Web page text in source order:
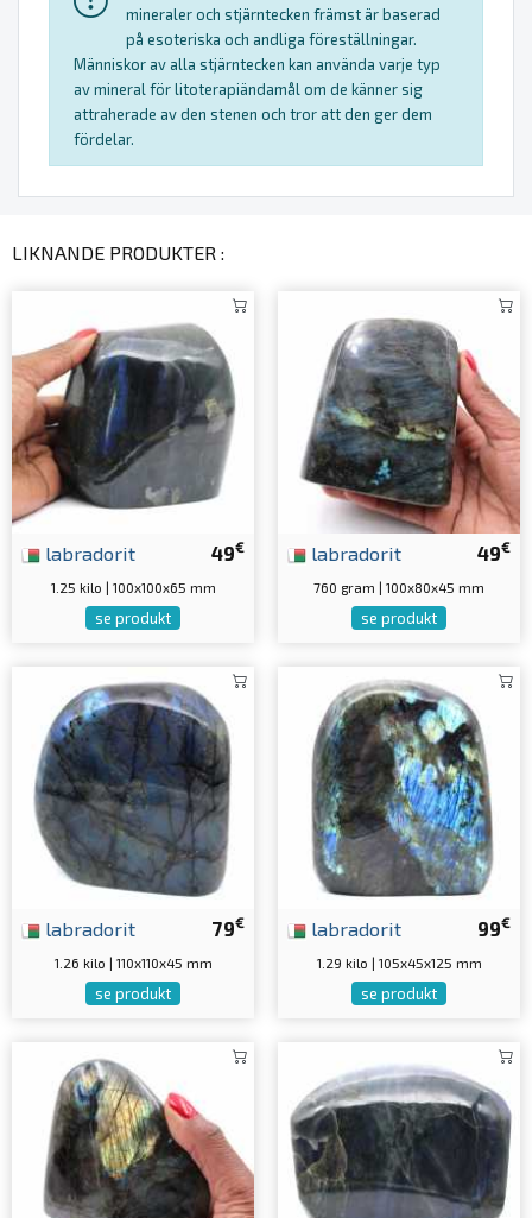
mineraler och stjärntecken främst är baserad
på esoteriska och andliga föreställningar.
Människor av alla stjärntecken kan använda varje typ
av mineral för litoterapiändamål om de känner sig
attraherade av den stenen och tror att den ger dem
fördelar.
LIKNANDE PRODUKTER :
49€
labradorit
1.25 kilo | 100x100x65 mm
se produkt
49€
labradorit
760 gram | 100x80x45 mm
se produkt
79€
labradorit
1.26 kilo | 110x110x45 mm
se produkt
99€
labradorit
1.29 kilo | 105x45x125 mm
se produkt